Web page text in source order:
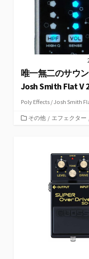
唯一無二のサウ
Josh Smith Flat V
Poly Effects / Josh Smith
カその他 / エフェクター